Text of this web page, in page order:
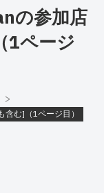
の参加店
1ページ
>
む]（1ページ目）